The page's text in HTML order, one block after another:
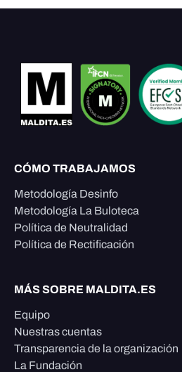
CÓMO TRABAJAMOS
Metodología Desinfo
Metodología La Buloteca
Política de Neutralidad
Política de Rectificación
MÁS SOBRE MALDITA.ES
Equipo
Nuestras cuentas
Transparencia de la organización
La Fundación